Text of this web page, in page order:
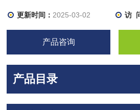
更新时间： 2025-03-02 访
产品咨询
产品目录